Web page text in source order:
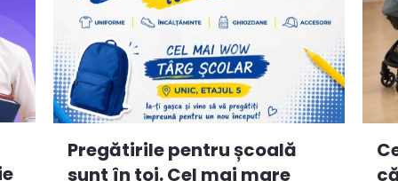
Pregătirile pentru școală
sunt în toi. Cel mai mare